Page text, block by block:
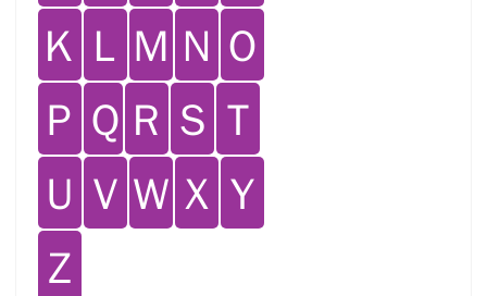
Ｋ Ｌ Ｍ Ｎ Ｏ
Ｐ Ｑ Ｒ Ｓ Ｔ
Ｕ Ｖ Ｗ Ｘ Ｙ
Ｚ